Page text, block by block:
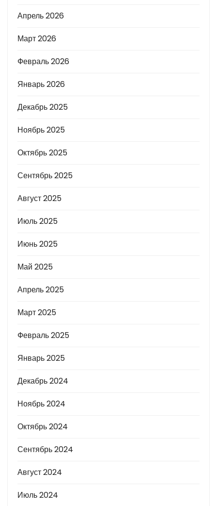
Апрель 2026
Март 2026
Февраль 2026
Январь 2026
Декабрь 2025
Ноябрь 2025
Октябрь 2025
Сентябрь 2025
Август 2025
Июль 2025
Июнь 2025
Май 2025
Апрель 2025
Март 2025
Февраль 2025
Январь 2025
Декабрь 2024
Ноябрь 2024
Октябрь 2024
Сентябрь 2024
Август 2024
Июль 2024